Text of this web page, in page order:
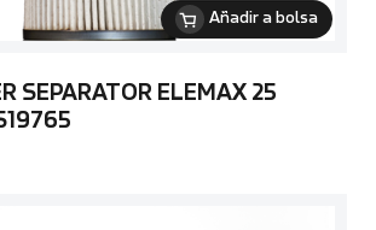
Añadir a bolsa
SEPARATOR ELEMAX 25